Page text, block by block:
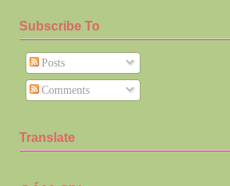
Subscribe To
Posts
Comments
Translate